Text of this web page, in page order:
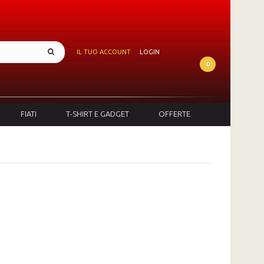
IL TUO ACCOUNT
LOGIN
0
FIATI T-SHIRT E GADGET OFFERTE